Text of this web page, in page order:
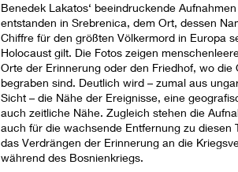
Benedek Lakatos‘ beeindruckende Aufnahmen
entstanden in Srebrenica, dem Ort, dessen
Chiffre für den größten Völkermord in Europa
Holocaust gilt. Die Fotos zeigen
Orte der Erinnerung oder den Friedhof, wo die
begraben sind. Deutlich wird – zumal aus
Sicht – die Nähe der Ereignisse, eine
auch zeitliche Nähe. Zugleich stehen die
auch für die wachsende Entfernung zu diesen
das Verdrängen der Erinnerung an die
während des Bosnienkriegs.